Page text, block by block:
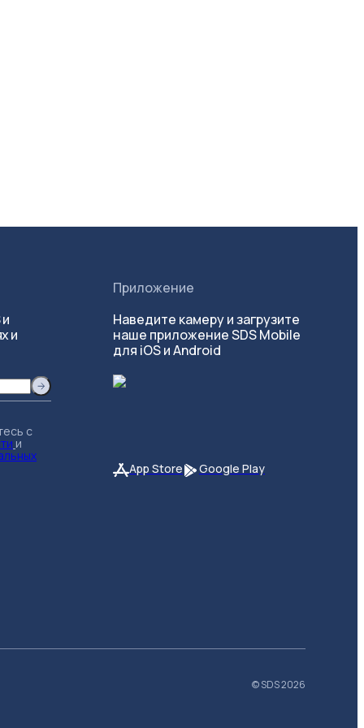
и
с
и
Приложение
Наведите камеру и загрузите
наше приложение SDS Mobile
для iOS и Android
App Store Google Play
© SDS2026